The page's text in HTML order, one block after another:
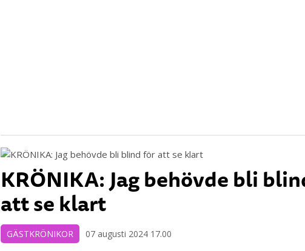
KRÖNIKA: Jag behövde bli
att se klart
GÄSTKRÖNIKOR 07 augusti 2024 17.00